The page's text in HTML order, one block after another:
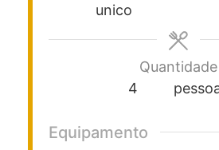
unico
Quantidade
4
Equipamento